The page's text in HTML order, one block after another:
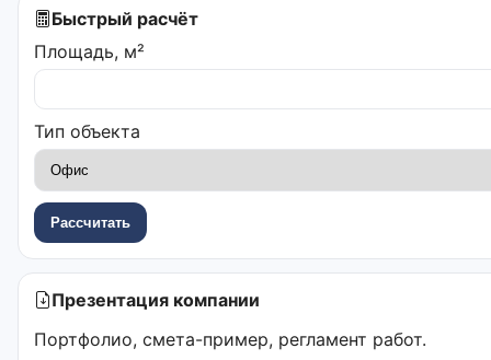
Быстрый расчёт
Площадь, м²
Тип объекта
Рассчитать
Презентация компании
Портфолио, смета-пример, регламент работ.